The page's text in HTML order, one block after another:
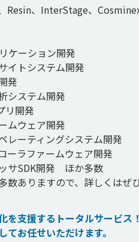
Resin、InterStage、
ケーション開発
イトシステム開発
発
システム開発
リ開発
ムウェア開発
レーティングシステム開発
ーラファームウェア開発
サSDK開発　ほか多数
ありますので、詳しくはぜ
を支援するトータルサービ
てお任せいただけます。